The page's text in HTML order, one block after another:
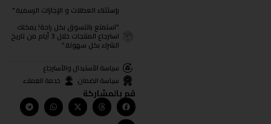
بإستثناء العطلات و الإجازات الرسمية."
"استمتع بالتسوق بكل راحة! يمكنك
استرجاع المنتجات خلال 3 أيام من تاريخ
الشراء بكل سهولة."
سياسة الأستبدال والأسترجاع
سياسة الضمان
خدمة العملاء
قم بالمشاركة